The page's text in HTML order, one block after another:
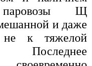
Щ
и даже
не к тяжелой
Последнее